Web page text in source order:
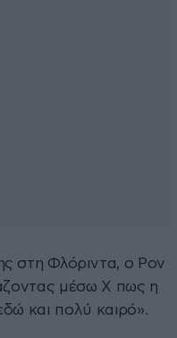
στη Φλόριντα, ο Ρον
μέσω X πως η
και πολύ καιρό».